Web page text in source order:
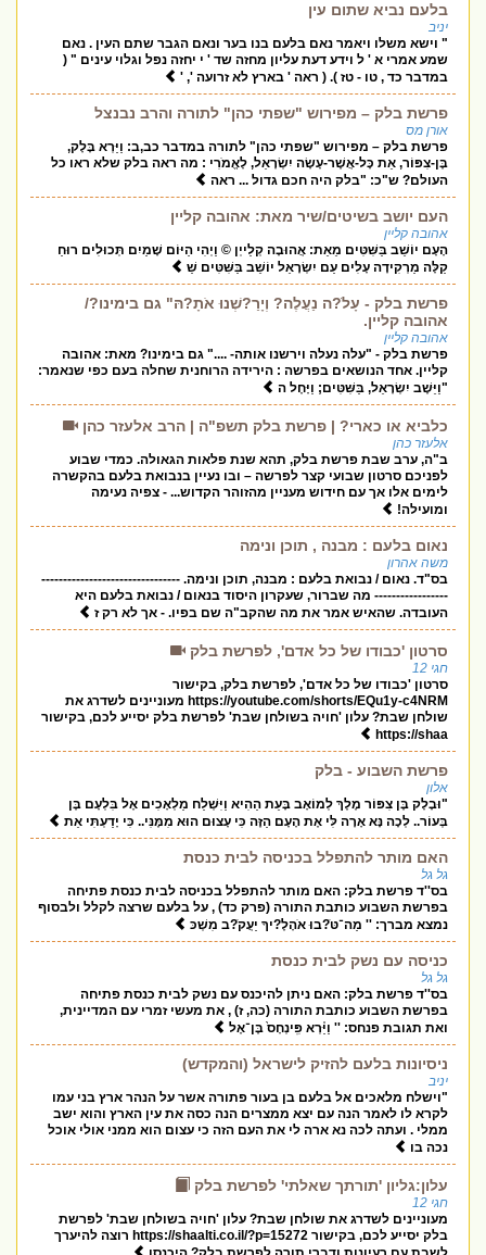
בלעם נביא שתום עין
יניב
" וישא משלו ויאמר נאם בלעם בנו בער ונאם הגבר שתם העין . נאם
שמע אמרי א ' ל וידע דעת עליון מחזה שד ' י יחזה נפל וגלוי עינים " (
במדבר כד , טו - טז ). ( ראה ' בארץ לא זרועה ', '
פרשת בלק – מפירוש "שפתי כהן" לתורה והרב נבנצל
אורן מס
פרשת בלק – מפירוש "שפתי כהן" לתורה במדבר כב,ב: וַיַּרְא בָּלָק,
בֶּן-צִפּוֹר, אֵת כָּל-אֲשֶׁר-עָשָׂה יִשְׂרָאֵל, לָאֱמֹרִי : מה ראה בלק שלא ראו כל
העולם? ש"כ: "בלק היה חכם גדול ... ראה
העם יושב בשיטים/שיר מאת: אהובה קליין
אהובה קליין
הָעָם יוֹשֵׁב בַּשִּׁטִּים מֵאֵת: אֲהוּבָה קְלַייְן © וַיְהִי הַיּוֹם שָׁמַיִם תְּכוּלִים רוּחַ
קַלָּה מַרְקִידָה עָלִים עַם יִשְׂרָאֵל יוֹשֵׁב בַּשִּׁטִּים שַׁ
פרשת בלק - עָלֹ?ה נַעֲלֶה? וְיָרַ?שְׁנוּ אֹתָ?הּ" גם בימינו?/
אהובה קליין.
אהובה קליין
פרשת בלק - "עלה נעלה וירשנו אותה- ...." גם בימינו? מאת: אהובה
קליין. אחד הנושאים בפרשה : הירידה הרוחנית שחלה בעם כפי שנאמר:
"וַיֵּשֶׁב יִשְׂרָאֵל, בַּשִּׁטִּים; וַיָּחֶל ה
כלביא או כארי? | פרשת בלק תשפ"ה | הרב אלעזר כהן
אלעזר כהן
ב"ה, ערב שבת פרשת בלק, תהא שנת פלאות הגאולה. כמדי שבוע
לפניכם סרטון שבועי קצר לפרשה – ובו נעיין בנבואת בלעם בהקשרה
לימים אלו אך עם חידוש מעניין מהזוהר הקדוש... - צפיה נעימה
ומועילה!
נאום בלעם : מבנה , תוכן ונימה
משה אהרון
בס"ד. נאום / נבואת בלעם : מבנה, תוכן ונימה. --------------------------------
----------------- מה שברור, שעקרון היסוד בנאום / נבואת בלעם היא
העובדה. שהאיש אמר את מה שהקב"ה שם בפיו. - אך לא רק ז
סרטון 'כבודו של כל אדם', לפרשת בלק
חגי 12
סרטון 'כבודו של כל אדם', לפרשת בלק, בקישור
https://youtube.com/shorts/EQu1y-c4NRM מעוניינים לשדרג את
שולחן שבת? עלון 'חויה בשולחן שבת' לפרשת בלק יסייע לכם, בקישור
https://shaa
פרשת השבוע - בלק
אלון
"וּבָלָק בֶּן צִפּוֹר מֶלֶךְ לְמוֹאָב בָּעֵת הַהִיא וַיִּשְׁלַח מַלְאָכִים אֶל בִּלְעָם בֶּן
בְּעוֹר.. לְכָה נָּא אָרָה לִּי אֶת הָעָם הַזֶּה כִּי עָצוּם הוּא מִמֶּנִּי.. כִּי יָדַעְתִּי אֵת
האם מותר להתפלל בכניסה לבית כנסת
גל גל
בס''ד פרשת בלק: האם מותר להתפלל בכניסה לבית כנסת פתיחה
בפרשת השבוע כותבת התורה (פרק כד) , על בלעם שרצה לקלל ולבסוף
נמצא מברך: '' מַה־טֹּ?בוּ אֹהָלֶ?יךָ יַעֲקֹ?ב מִשְׁכּ
כניסה עם נשק לבית כנסת
גל גל
בס''ד פרשת בלק: האם ניתן להיכנס עם נשק לבית כנסת פתיחה
בפרשת השבוע כותבת התורה (כה, ז) , את מעשי זמרי עם המדיינית,
ואת תגובת פנחס: '' וַיַּ֗רְא פִּֽינְחָס֙ בֶּן־אֶל
ניסיונות בלעם להזיק לישראל (והמקדש)
יניב
"וישלח מלאכים אל בלעם בן בעור פתורה אשר על הנהר ארץ בני עמו
לקרא לו לאמר הנה עם יצא ממצרים הנה כסה את עין הארץ והוא ישב
ממלי . ועתה לכה נא ארה לי את העם הזה כי עצום הוא ממני אולי אוכל
נכה בו
עלון:גליון 'תורתך שאלתי' לפרשת בלק
חגי 12
מעוניינים לשדרג את שולחן שבת? עלון 'חויה בשולחן שבת' לפרשת
בלק יסייע לכם, בקישור https://shaalti.co.il/?p=15272 רוצה להיערך